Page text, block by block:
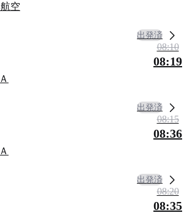
空
出発済
08:10
08:19
出発済
08:15
08:36
出発済
08:20
08:35